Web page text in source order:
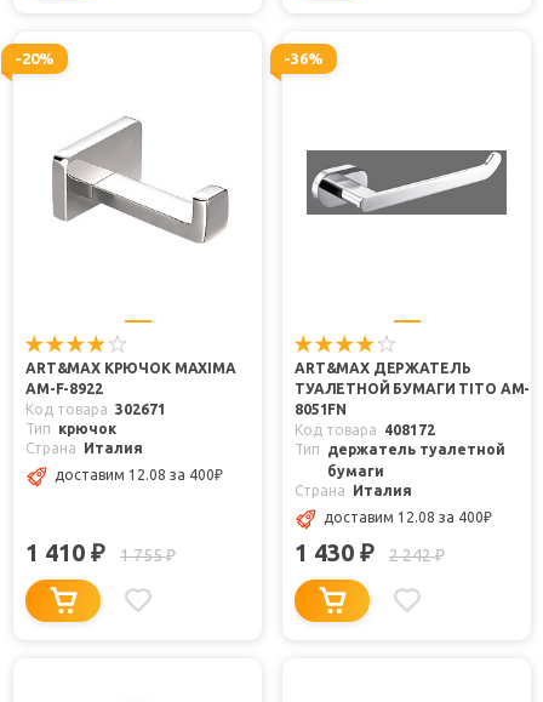
-20%
ART&MAX КРЮЧОК MAXIMA
AM-F-8922
Код товара 302671
Тип
крючок
Страна
Италия
доставим 12.08 за 400₽
1 410 ₽ 1 755₽
-36%
ART&MAX ДЕРЖАТЕЛЬ
ТУАЛЕТНОЙ БУМАГИ TITO AM-
8051FN
Код товара
408172
Тип
держатель туалетной
бумаги
Страна
Италия
доставим 12.08 за 400₽
1 430 ₽ 2 242₽